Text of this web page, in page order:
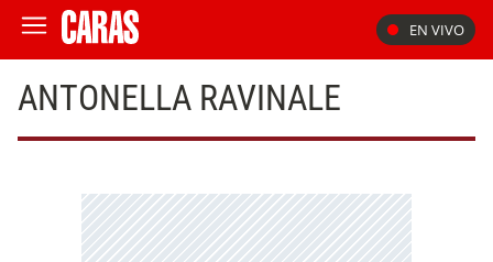
EN VIVO
ANTONELLA RAVINALE